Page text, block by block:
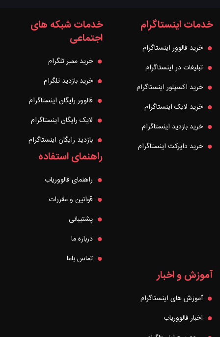
خدمات اینستاگرام
خرید فالوور اینستاگرام
تبلیغات در اینستاگرام
خرید اکسپلور اینستاگرام
خرید لایک اینستاگرام
خرید بازدید اینستاگرام
خرید دایرکت اینستاگرام
خدمات شبکه های
اجتماعی
خرید ممبر تلگرام
خرید بازدید تلگرام
فالوور رایگان اینستاگرام
لایک رایگان اینستاگرام
بازدید رایگان اینستاگرام
راهنمای استفاده
راهنمای فالووریاب
قوانین و مقررات
پشتیبانی
درباره ما
تماس باما
آموزش و اخبار
آموزش های اینستاگرام
اخبار فالووریاب